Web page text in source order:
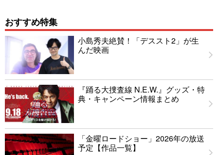
おすすめ特集
小島秀夫絶賛！「デススト2」が生
んだ映画
『踊る大捜査線 N.E.W.』グッズ・特
典・キャンペーン情報まとめ
「金曜ロードショー」2026年の放送
予定【作品一覧】